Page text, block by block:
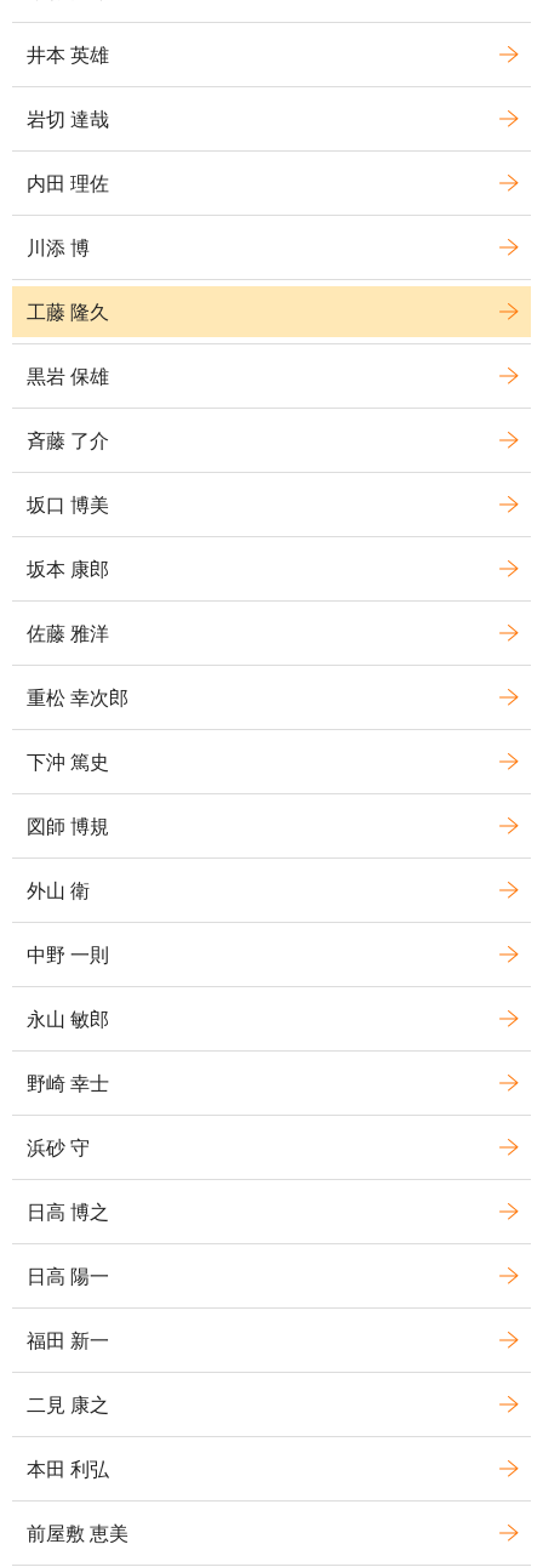
井本 英雄
岩切 達哉
内田 理佐
川添 博
工藤 隆久
黒岩 保雄
斉藤 了介
坂口 博美
坂本 康郎
佐藤 雅洋
重松 幸次郎
下沖 篤史
図師 博規
外山 衛
中野 一則
永山 敏郎
野崎 幸士
浜砂 守
日高 博之
日高 陽一
福田 新一
二見 康之
本田 利弘
前屋敷 恵美